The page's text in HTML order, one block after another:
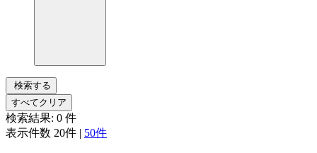
検索する
すべてクリア
検索結果: 0 件
表示件数 20件 | 50件